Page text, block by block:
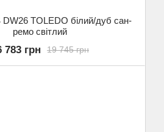
TOLEDO білий/дуб сан-
ремо світлий
19 745 грн
783 грн